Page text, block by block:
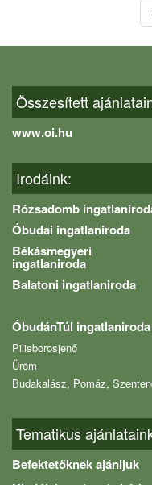
Összesített
www.oi.hu
Irodáink:
Rózsadomb
Óbudai ingatlaniroda
Békásmegyeri
ingatlaniroda
Balatoni ingatlaniroda
ÓbudánTúl ingatlaniroda
Pilisborosjenő
Üröm
Budakalász, Pomáz,
Tematikus
Befektetőknek ajánljuk